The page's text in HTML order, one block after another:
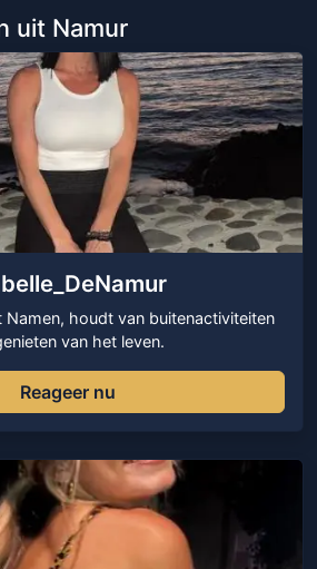
uit Namur
houdt van buitenactiviteiten
van het leven.
Reageer nu